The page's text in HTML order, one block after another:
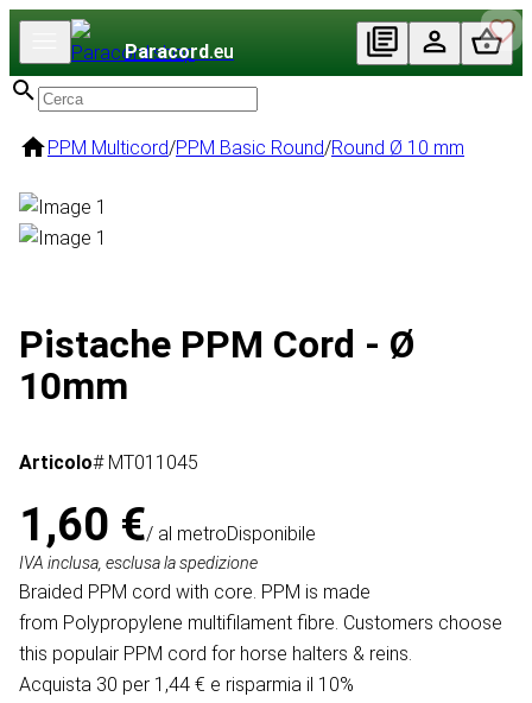
Paracord.eu
PPM Multicord/PPM Basic Round/Round Ø 10 mm
Pistache PPM Cord - Ø
10mm
Articolo# MT011045
1,60 €/ al metroDisponibile
IVA inclusa, esclusa la spedizione
Braided PPM cord with core. PPM is made
from Polypropylene multifilament fibre. Customers choose
this populair PPM cord for horse halters & reins.
Acquista 30 per 1,44 € e risparmia il 10%